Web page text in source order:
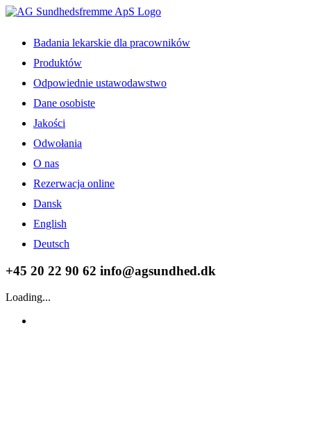
Skip
Badania lekarskie dla pracowników
Produktów
Odpowiednie ustawodawstwo
Dane osobiste
Jakości
Odwołania
O nas
Rezerwacja online
Dansk
English
Deutsch
Facebook
LinkedIn
+45 20 22 90 62 info@agsundhed.dk
Loading...